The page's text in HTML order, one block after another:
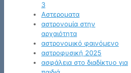
3
Αστεροματα
αστρονομία στην
αρχαιότητα
αστρονομικό φαινόμενο
αστροφυσική 2025
ασφάλεια στο διαδίκτυο για